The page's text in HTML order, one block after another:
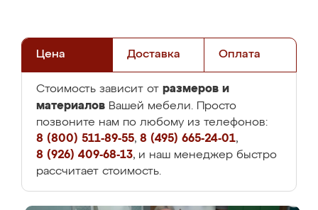
Цена Доставка Оплата
Стоимость зависит от размеров и
материалов Вашей мебели. Просто
позвоните нам по любому из телефонов:
8 (800) 511-89-55, 8 (495) 665-24-01,
8 (926) 409-68-13, и наш менеджер быстро
рассчитает стоимость.